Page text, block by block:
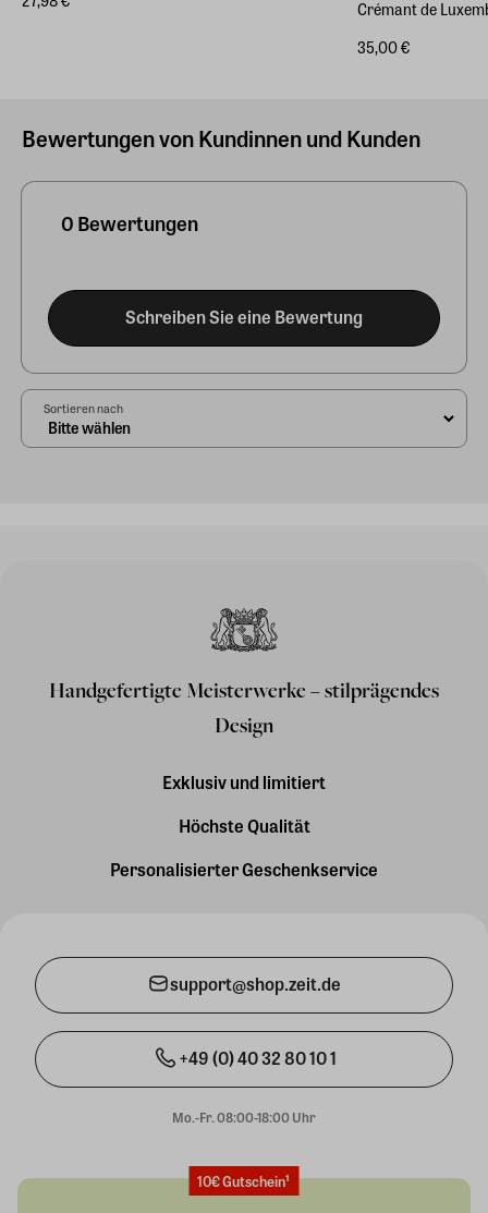
Crémant de
35,00 €
Bewertungen von Kundinnen und Kunden
0 Bewertungen
Schreiben Sie eine Bewertung
Sortieren nach
Handgefertigte Meisterwerke – stilprägendes
Design
Exklusiv und limitiert
Höchste Qualität
Personalisierter Geschenkservice
support@shop.zeit.de
+49 (0) 40 32 80 10 1
Mo.-Fr. 08:00-18:00 Uhr
10€ Gutschein¹